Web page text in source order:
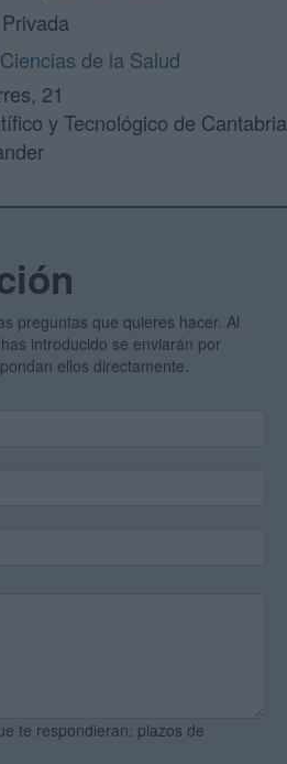
de la Salud
21
y Tecnológico de Cantabria
preguntas que quieres hacer. Al
introducido se enviarán por
ellos directamente.
te respondieran: plazos de